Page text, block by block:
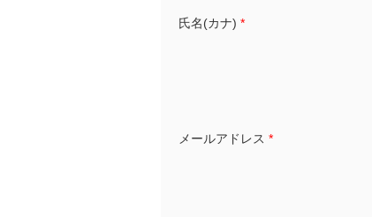
氏名(カナ) *
メールアドレス *